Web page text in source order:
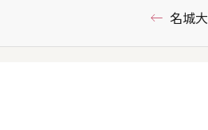
名城